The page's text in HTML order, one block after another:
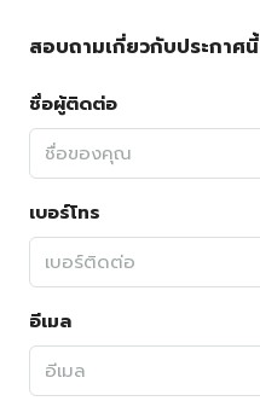
สอบถามเกี่ยวกับประกาศนี้
ชื่อผู้ติดต่อ
เบอร์โทร
อีเมล